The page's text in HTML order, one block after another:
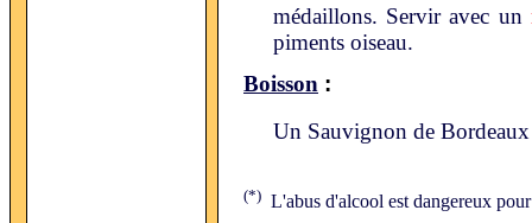
médaillons. Servir avec un
piments oiseau.
Boisson :
Un Sauvignon de
(*) L'abus d'alcool est dangereux